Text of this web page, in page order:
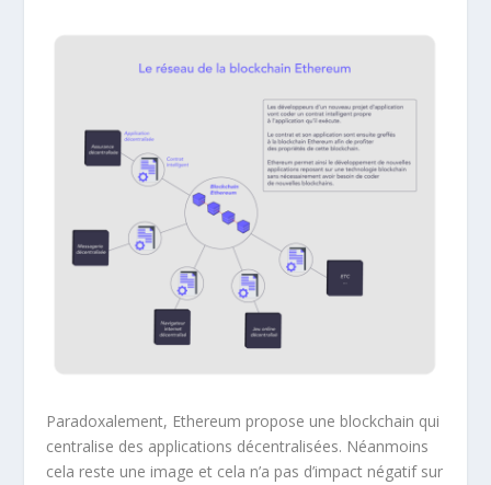
Paradoxalement, Ethereum propose une blockchain qui
centralise des applications décentralisées. Néanmoins
cela reste une image et cela n’a pas d’impact négatif sur